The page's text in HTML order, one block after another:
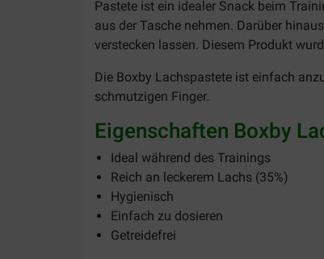
Pastete ist ein idealer Snack beim
aus der Tasche nehmen. Darüber
verstecken lassen. Diesem Produkt
Die Boxby Lachspastete ist einfach
schmutzigen Finger.
Eigenschaften Boxby
Ideal während des Trainings
Reich an leckerem Lachs (35%)
Hygienisch
Einfach zu dosieren
Getreidefrei